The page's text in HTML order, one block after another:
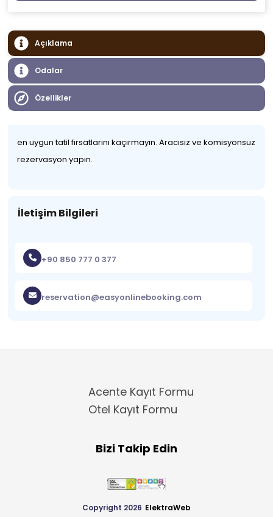
Açıklama
Odalar
Özellikler
en uygun tatil fırsatlarını kaçırmayın. Aracısız ve komisyonsuz
rezervasyon yapın.
İletişim Bilgileri
+90 850 777 0 377
reservation@easyonlinebooking.com
Acente Kayıt Formu
Otel Kayıt Formu
Bizi Takip Edin
Copyright 2026 ElektraWeb